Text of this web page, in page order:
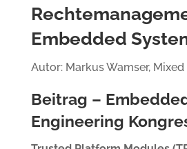
Embedded
Autor: Markus Wamser,
Beitrag –
Engineering